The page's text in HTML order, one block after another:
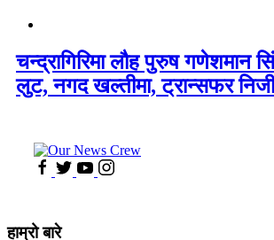
चन्द्रागिरिमा लौह पुरुष गणेशमान
लुट, नगद खल्तीमा, ट्रान्सफर निजी
हाम्रो बारे